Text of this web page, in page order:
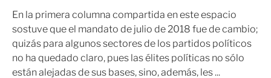
n
En la primera columna compartida en este espacio
sostuve que el mandato de julio de 2018 fue de cambio;
quizás para algunos sectores de los partidos políticos
no ha quedado claro, pues las élites políticas no sólo
están alejadas de sus bases, sino, además, les ...